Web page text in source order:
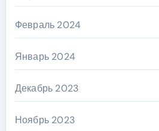
Февраль 2024
Январь 2024
Декабрь 2023
Ноябрь 2023